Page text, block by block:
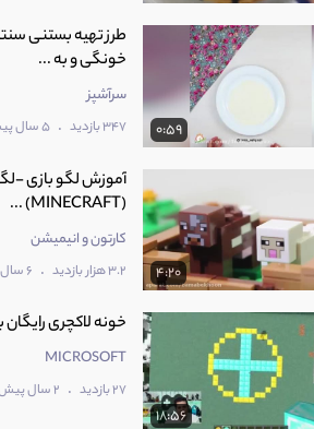
0:59
طرز تهیه بستنی
خونگی و به ...
سرآشپز
347 بازدید . 5 سال پیش
4:20
آموزش لگو بازی -
(MINECRAFT) ...
کارتون و انیمیشن
3.2 هزار بازدید . 6 سال پیش
18:56
خونه لاکچری
MICROSOFT
27 بازدید . 2 سال پیش